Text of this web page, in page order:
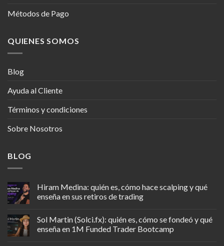
Métodos de Pago
QUIENES SOMOS
Blog
Ayuda al Cliente
Términos y condiciones
Sobre Nosotros
BLOG
Hiram Medina: quién es, cómo hace scalping y qué
enseña en sus retiros de trading
Sol Martin (Solci.fx): quién es, cómo se fondeó y qué
enseña en 1M Funded Trader Bootcamp